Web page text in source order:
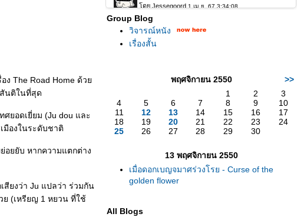
ง The Road Home ด้ว
นติในที่สุด
ยอดเยี่ยม (Ju dou และ
มืองในระดับชาติ
อยยับ หากความแตกต่าง
สียงว่า Ju แปลว่า ร่วมกัน
(เหรียญ 1 หยวน ที่ใช้
Group Blog
วิจารณ์หนัง
เรื่องสั้น
พฤศจิกายน 2550
>>
1
2
3
4
5 6 7 8 9
10
11
12 13 14 15 16
17
18
19 20 21 22 23
24
25
26 27 28 29 30
13 พฤศจิกายน 2550
เมื่อดอกเบญจมาศร่วงโรย - Curse of the
golden flower
All Blogs